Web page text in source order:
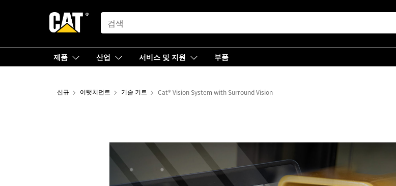
SEARCH
제품 산업 서비스 및 지원 부품
신규 어탯치먼트 기술 키트 Cat® Vision System with Surround Vision